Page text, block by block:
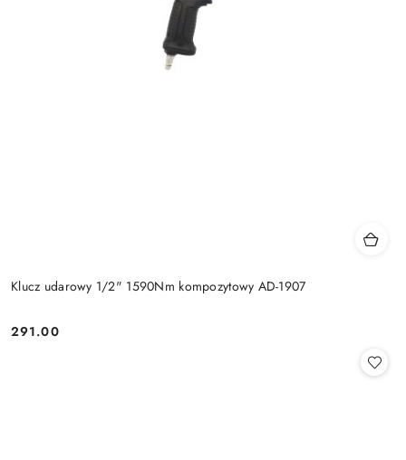
Klucz udarowy 1/2" 1590Nm kompozytowy AD-1907
Cena:
291.00